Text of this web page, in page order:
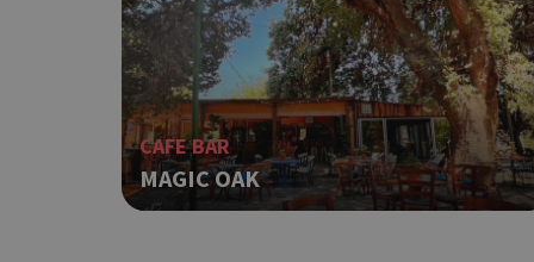
CAFE BAR
MAGIC OAK
G_ENABLED_IDPS
takeOverCookie